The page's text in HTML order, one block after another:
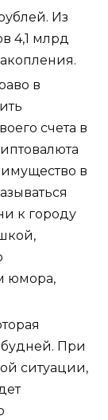
Из
4,1 млрд
в
счета в
в
к городу
юмора,
При
ситуации,